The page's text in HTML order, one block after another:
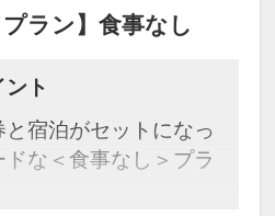
ニティは初泊日に人
追加は有料です。
イレットペーパー、
料にて補充対応致し
トにお申し付けくだ
プラン】食事なし
ト
宿泊がセットになっ
な＜食事なし＞プラ